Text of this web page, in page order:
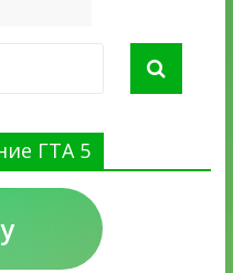
ГТА 5